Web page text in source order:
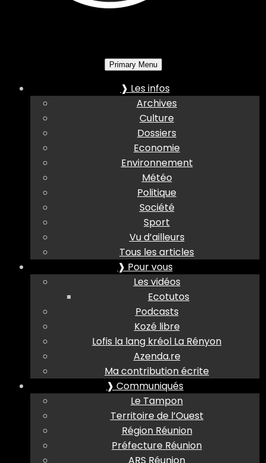
Primary Menu
❱ Les infos
Archives
Culture
Dossiers
Economie
Environnement
Météo
Politique
Société
Sport
Vu d’ailleurs
Tous les articles
❱ Pour vous
Les vidéos
Ecotutos
Podcasts
Kozé libre
Lofis la lang kréol La Rényon
Azenda.re
Ma contribution écrite
❱ Communiqués
Le Tampon
Territoire de l’Ouest
Région Réunion
Préfecture Réunion